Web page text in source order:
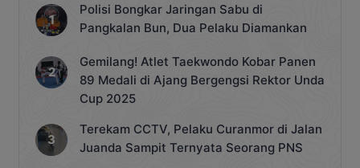
Polisi Bongkar Jaringan Sabu di
Pangkalan Bun, Dua Pelaku Diamankan
Gemilang! Atlet Taekwondo Kobar Panen
89 Medali di Ajang Bergengsi Rektor Unda
Cup 2025
Terekam CCTV, Pelaku Curanmor di Jalan
Juanda Sampit Ternyata Seorang PNS